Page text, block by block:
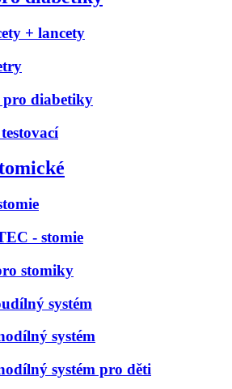
+ lancety
pro diabetiky
- stomie
stomiky
systém
systém
systém pro děti